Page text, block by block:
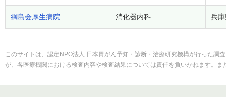
綱島会厚生病院 消化器内科 兵
このサイトは、認定NPO法人 日本胃がん予知・診断・治療研究機構が行った
が、各医療機関における検査内容や検査結果については責任を負いかねます。